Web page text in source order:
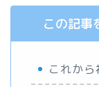
この記事
これか